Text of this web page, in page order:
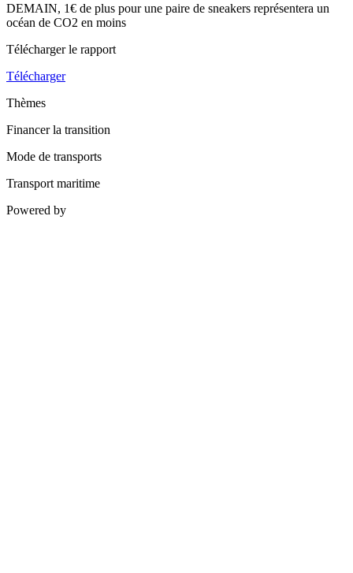
DEMAIN, 1€ de plus pour une paire de sneakers représentera un
océan de CO2 en moins
Télécharger le rapport
Télécharger
Thèmes
Financer la transition
Mode de transports
Transport maritime
Powered by